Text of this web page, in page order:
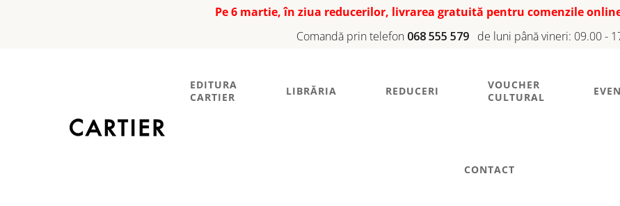
Pe 6 martie, în ziua reducerilor, livrarea gratuită pentru comenzile
Comandă prin telefon 068 555 579 de luni până vineri: 09.00 -
EDITURA
CARTIER
LIBRĂRIA REDUCERI
VOUCHER
CULTURAL
CONTACT